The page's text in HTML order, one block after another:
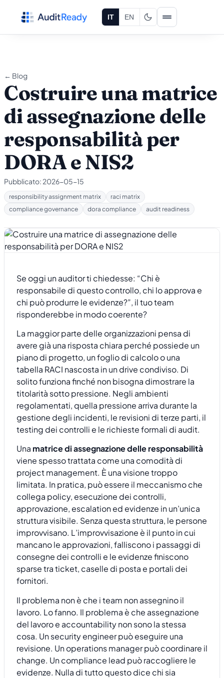
IT EN
← Blog
Costruire una matrice
di assegnazione delle
responsabilità per
DORA e NIS2
Pubblicato: 2026-05-15
responsibility assignment matrix
raci matrix
compliance governance
dora compliance audit readiness
Se oggi un auditor ti chiedesse: “Chi è
responsabile di questo controllo, chi lo approva e
chi può produrre le evidenze?”, il tuo team
risponderebbe in modo coerente?
La maggior parte delle organizzazioni pensa di
avere già una risposta chiara perché possiede un
piano di progetto, un foglio di calcolo o una
tabella RACI nascosta in un drive condiviso. Di
solito funziona finché non bisogna dimostrare la
titolarità sotto pressione. Negli ambienti
regolamentati, quella pressione arriva durante la
gestione degli incidenti, le revisioni di terze parti, il
testing dei controlli e le richieste formali di audit.
Una matrice di assegnazione delle responsabilità
viene spesso trattata come una comodità di
project management. È una visione troppo
limitata. In pratica, può essere il meccanismo che
collega policy, esecuzione dei controlli,
approvazione, escalation ed evidenze in un’unica
struttura visibile. Senza questa struttura, le persone
improvvisano. L’improvvisazione è il punto in cui
mancano le approvazioni, falliscono i passaggi di
consegne dei controlli e le evidenze finiscono
sparse tra ticket, caselle di posta e portali dei
fornitori.
Il problema non è che i team non assegnino il
lavoro. Lo fanno. Il problema è che assegnazione
del lavoro e accountability non sono la stessa
cosa. Un security engineer può eseguire una
revisione. Un operations manager può coordinare il
change. Un compliance lead può raccogliere le
evidenze. Nulla di tutto questo dice chi sia